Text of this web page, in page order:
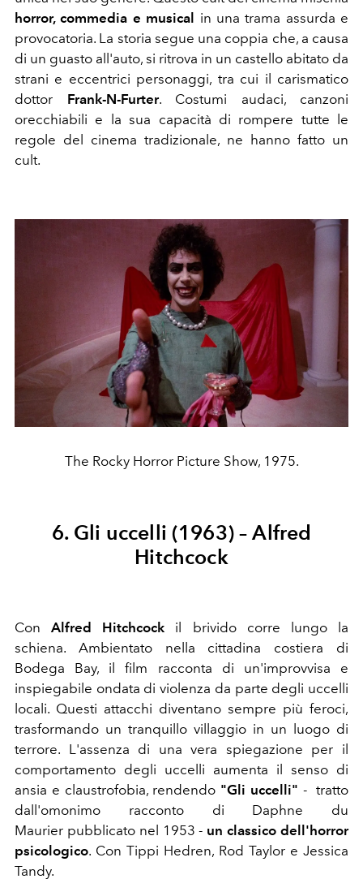
horror, commedia e musical in una trama assurda e
provocatoria. La storia segue una coppia che, a causa
di un guasto all'auto, si ritrova in un castello abitato da
strani e eccentrici personaggi, tra cui il carismatico
dottor Frank-N-Furter. Costumi audaci, canzoni
orecchiabili e la sua capacità di rompere tutte le
regole del cinema tradizionale, ne hanno fatto un
cult.
The Rocky Horror Picture Show, 1975.
6. Gli uccelli (1963) – Alfred
Hitchcock
ConAlfred Hitchcock il brivido corre lungo la
schiena. Ambientato nella cittadina costiera di
Bodega Bay, il film racconta di un'improvvisa e
inspiegabile ondata di violenza da parte degli uccelli
locali. Questi attacchi diventano sempre più feroci,
trasformando un tranquillo villaggio in un luogo di
terrore. L'assenza di una vera spiegazione per il
comportamento degli uccelli aumenta il senso di
ansia e claustrofobia, rendendo "Gli uccelli" - tratto
dall'omonimo racconto di Daphne du
Maurier pubblicato nel 1953 - un classico dell'horror
psicologico. Con Tippi Hedren, Rod Taylor e Jessica
Tandy.